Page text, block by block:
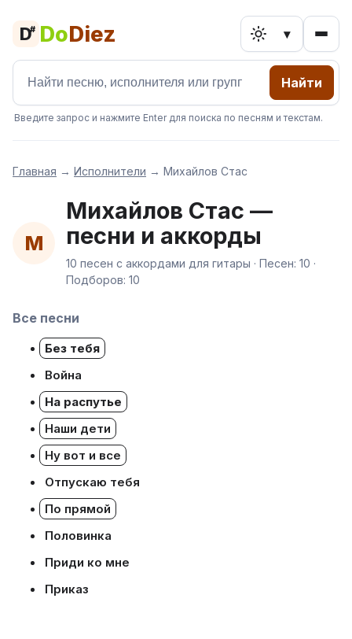
D# DoDiez ▾
Найти
Введите запрос и нажмите Enter для поиска по песням и текстам.
Главная → Исполнители → Михайлов Стас
М
Михайлов Стас —
песни и аккорды
10 песен с аккордами для гитары · Песен: 10 ·
Подборов: 10
Все песни
Без тебя
Война
На распутье
Наши дети
Ну вот и все
Отпускаю тебя
По прямой
Половинка
Приди ко мне
Приказ